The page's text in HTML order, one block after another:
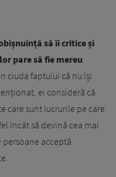
să îi critice și
pare să fie mereu
ciuda faptului că nu își
ei consideră că
care sunt lucrurile pe care
încât să devină cea mai
acceptă